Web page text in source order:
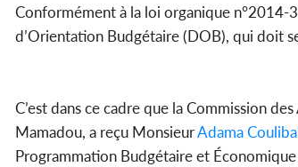
Conformément à la loi organique n°2014-
d’Orientation Budgétaire (DOB), qui doit
C’est dans ce cadre que la Commission
Mamadou, a reçu MonsieurAdama
Programmation Budgétaire et